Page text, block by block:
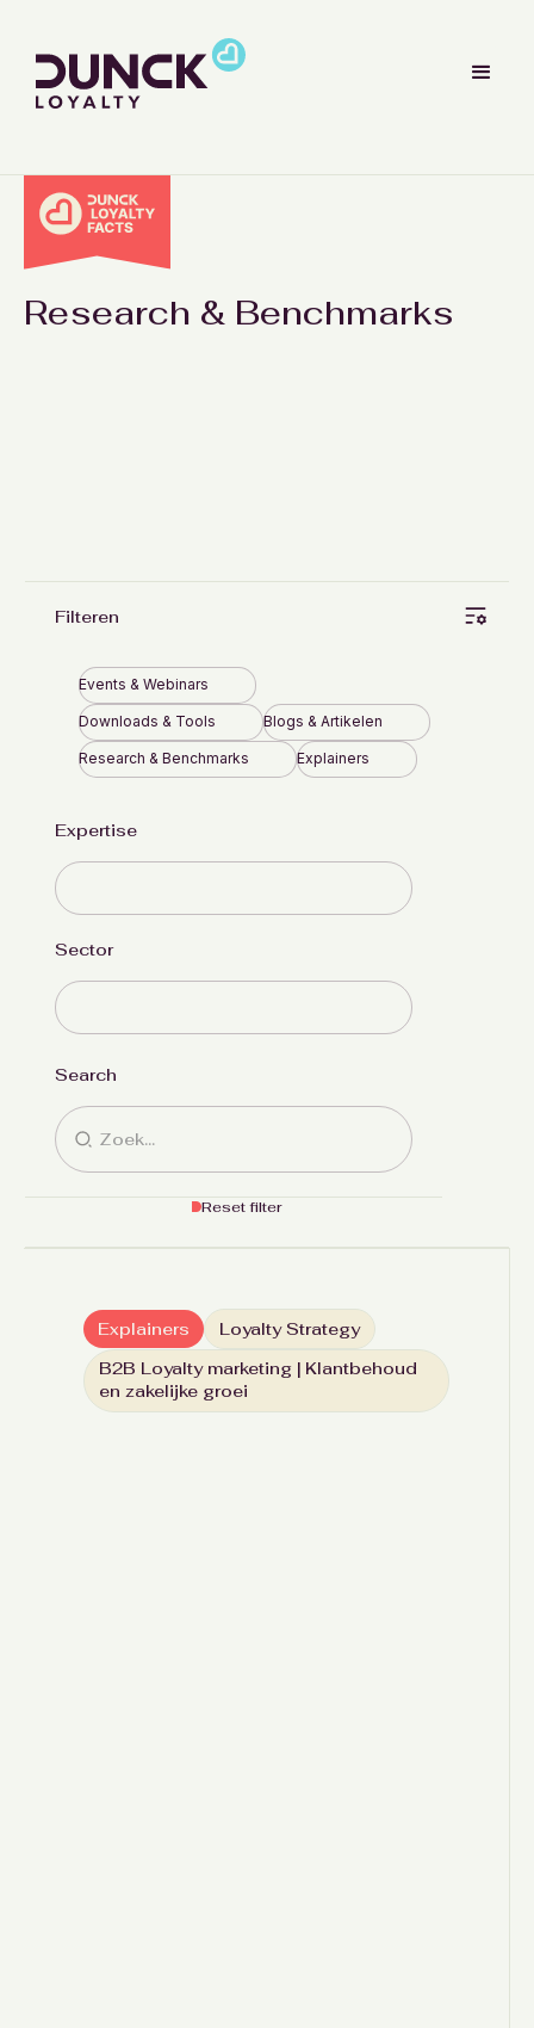
Research & Benchmarks
Search
Filteren
Events & Webinars
Downloads & Tools Blogs & Artikelen
Research & Benchmarks Explainers
Expertise
Sector
Reset filter
Explainers
Loyalty Strategy
B2B Loyalty marketing | Klantbehoud
en zakelijke groei